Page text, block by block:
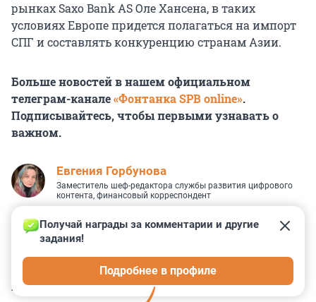
рынках Saxo Bank AS Оле Хансена, в таких
условиях Европе придется полагаться на импорт
СПГ и составлять конкуренцию странам Азии.
Больше новостей в нашем официальном
телеграм-канале«Фонтанка SPB online».
Подписывайтесь, чтобы первыми узнавать о
важном.
Евгения Горбунова
Заместитель шеф-редактора службы развития цифрового
контента, финансовый корреспондент
КОММЕНТАРИИ 124
Получай награды за комментарии и другие
задания!
Подробнее в профиле